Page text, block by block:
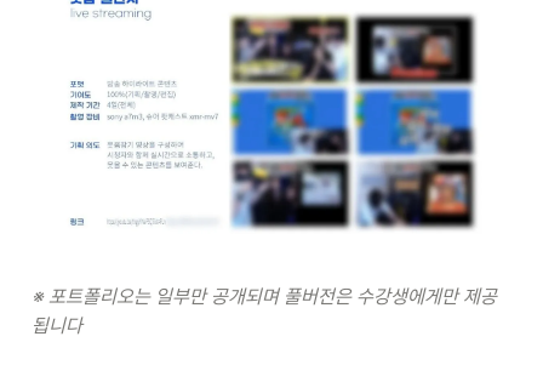
※ 포트폴리오는 일부만 공개되며 풀버전은 수강생에게만 제공
됩니다